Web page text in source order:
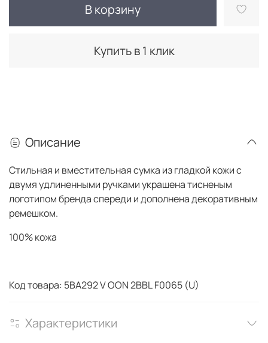
В корзину
Купить в 1 клик
Описание
Стильная и вместительная сумка из гладкой кожи с
двумя удлиненными ручками украшена тисненым
логотипом бренда спереди и дополнена декоративным
ремешком.
100% кожа
Код товара: 5BA292 V OON 2BBL F0065 (U)
Характеристики